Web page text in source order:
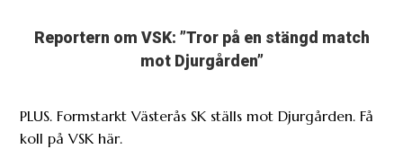
Reportern om VSK: ”Tror på en stängd match
mot Djurgården”
PLUS. Formstarkt Västerås SK ställs mot Djurgården. Få
koll på VSK här.